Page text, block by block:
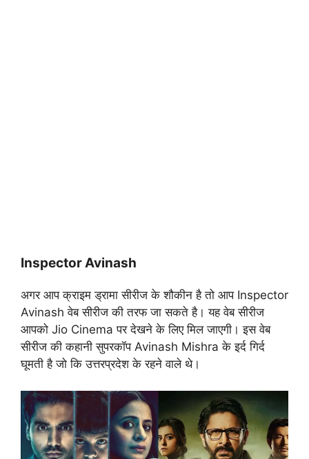
Inspector Avinash
अगर आप क्राइम ड्रामा सीरीज के शौकीन है तो आप Inspector
Avinash वेब सीरीज की तरफ जा सकते है। यह वेब सीरीज
आपको Jio Cinema पर देखने के लिए मिल जाएगी। इस वेब
सीरीज की कहानी सुपरकॉप Avinash Mishra के इर्द गिर्द
घूमती है जो कि उत्तरप्रदेश के रहने वाले थे।